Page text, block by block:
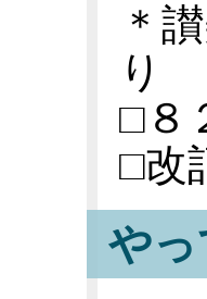
＊
り
□８
□改
やっ